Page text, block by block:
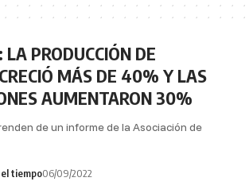
LA PRODUCCIÓN DE
MÁS DE 40% Y LAS
AUMENTARON 30%
de un informe de la Asociación de
tiempo06/09/2022